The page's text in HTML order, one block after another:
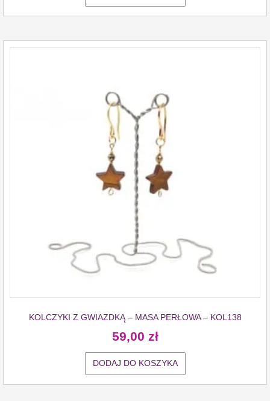
KOLCZYKI Z GWIAZDKĄ – MASA PERŁOWA – KOL138
59,00 zł
DODAJ DO KOSZYKA